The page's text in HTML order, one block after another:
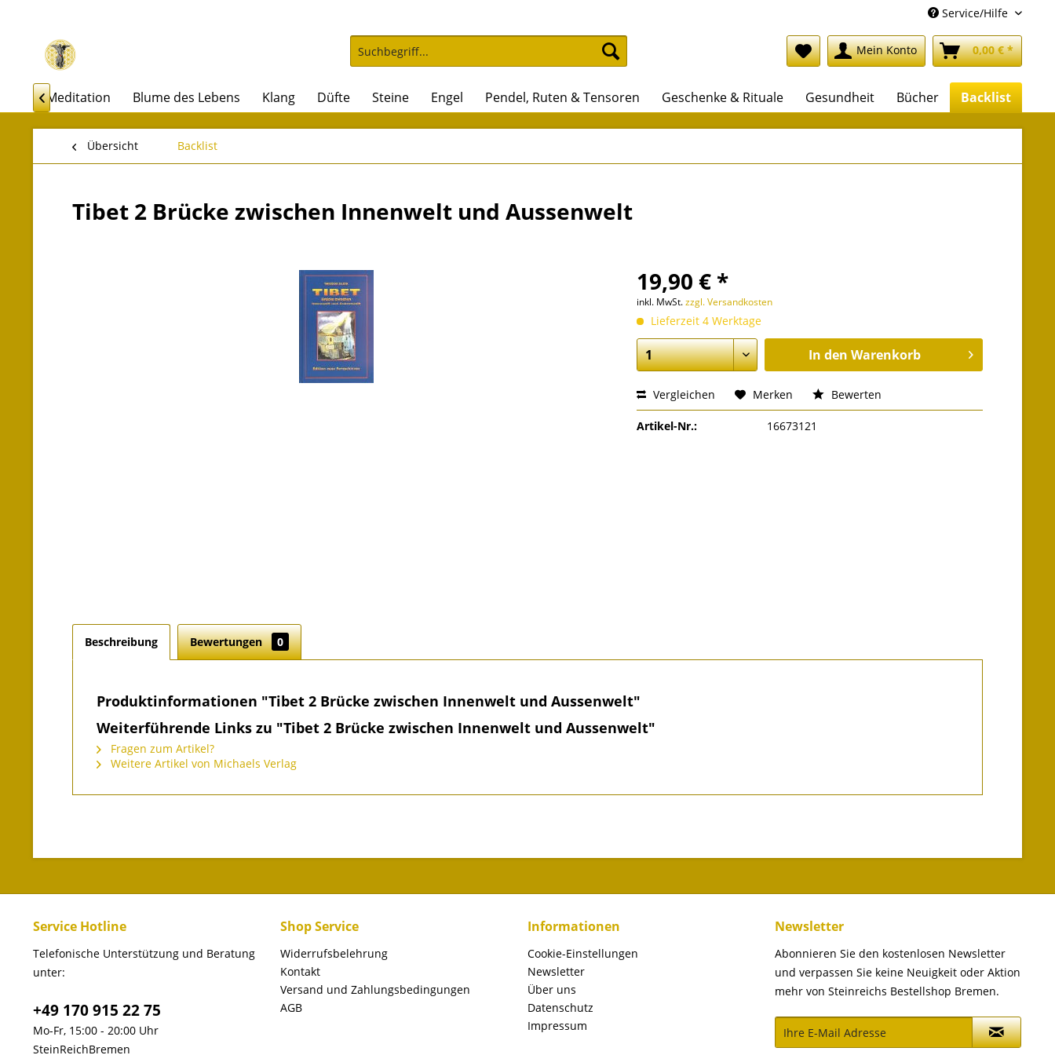
Service/Hilfe
Mein Konto 0,00 € *
Meditation Blume des Lebens Klang Düfte Steine Engel Pendel, Ruten & Tensoren Geschenke & Rituale Gesundheit Bücher Backlist

Übersicht Backlist
Tibet 2 Brücke zwischen Innenwelt und Aussenwelt
19,90 € *
inkl. MwSt.zzgl. Versandkosten
Lieferzeit 4 Werktage
In den Warenkorb
Vergleichen Merken Bewerten
Artikel-Nr.: 16673121
Beschreibung Bewertungen 0
Produktinformationen "Tibet 2 Brücke zwischen Innenwelt und Aussenwelt"
Weiterführende Links zu "Tibet 2 Brücke zwischen Innenwelt und Aussenwelt"
Fragen zum Artikel?
Weitere Artikel von Michaels Verlag
Service Hotline
Telefonische Unterstützung und Beratung
unter:
+49 170 915 22 75
Mo-Fr, 15:00 - 20:00 Uhr
SteinReichBremen
Shop Service
Widerrufsbelehrung
Kontakt
Versand und Zahlungsbedingungen
AGB
Informationen
Cookie-Einstellungen
Newsletter
Über uns
Datenschutz
Impressum
Newsletter
Abonnieren Sie den kostenlosen Newsletter
und verpassen Sie keine Neuigkeit oder Aktion
mehr von Steinreichs Bestellshop Bremen.